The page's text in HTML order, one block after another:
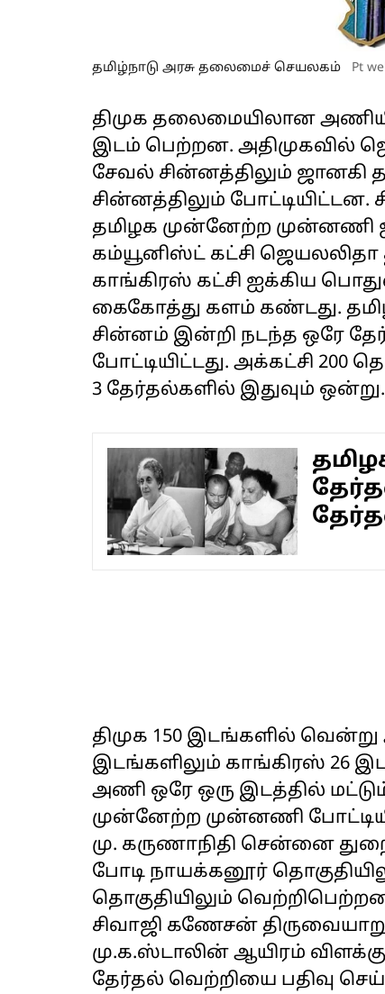
தமிழ்நாடு அரசு தலைமைச் செயலகம் Pt
திமுக தலைமையிலான
இடம் பெற்றன. அதிமுகவில்
சேவல் சின்னத்திலும்
சின்னத்திலும்
தமிழக முன்னேற்ற முன்னணி
கம்யூனிஸ்ட் கட்சி
காங்கிரஸ் கட்சி ஐக்கிய
கைகோத்து களம் கண்டது.
சின்னம் இன்றி நடந்த ஒரே
போட்டியிட்டது. அக்கட்சி 200
3 தேர்தல்களில் இதுவும் ஒன்று.
திமுக 150 இடங்களில்
இடங்களிலும் காங்கிரஸ் 26
அணி ஒரே ஒரு இடத்தில்
முன்னேற்ற முன்னணி
மு. கருணாநிதி சென்னை
போடி நாயக்கனூர்
தொகுதியிலும்
சிவாஜி கணேசன்
மு.க.ஸ்டாலின் ஆயிரம்
தேர்தல் வெற்றியை பதிவு